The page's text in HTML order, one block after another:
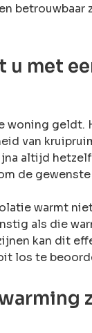
u met
woning geldt.
van
altijd
de
warmt
als die
kan dit
los te